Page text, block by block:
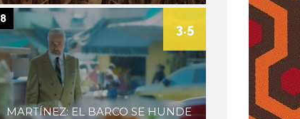
MARTÍNEZ: EL BARCO SE HUNDE
3.5
8